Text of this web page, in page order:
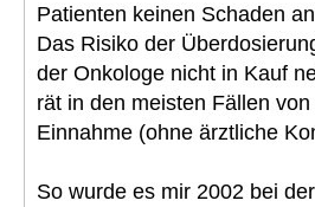
Patienten keinen Schaden
Das Risiko der
der Onkologe nicht in Kauf
rät in den meisten Fällen
Einnahme (ohne ärztliche
So wurde es mir 2002 bei der